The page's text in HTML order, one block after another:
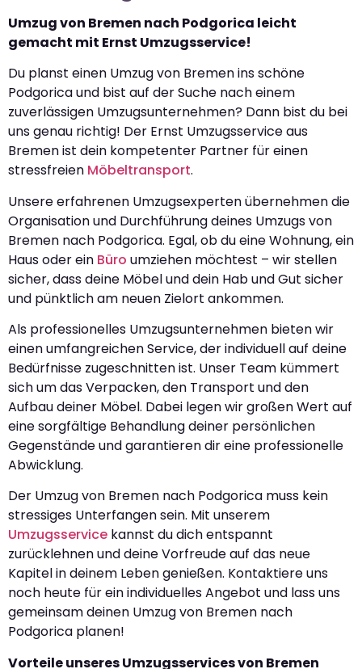
Umzug von Bremen nach Podgorica leicht
gemacht mit Ernst Umzugsservice!
Du planst einen Umzug von Bremen ins schöne
Podgorica und bist auf der Suche nach einem
zuverlässigen Umzugsunternehmen? Dann bist du bei
uns genau richtig! Der Ernst Umzugsservice aus
Bremen ist dein kompetenter Partner für einen
stressfreien Möbeltransport.
Unsere erfahrenen Umzugsexperten übernehmen die
Organisation und Durchführung deines Umzugs von
Bremen nach Podgorica. Egal, ob du eine Wohnung, ein
Haus oder ein Büro umziehen möchtest – wir stellen
sicher, dass deine Möbel und dein Hab und Gut sicher
und pünktlich am neuen Zielort ankommen.
Als professionelles Umzugsunternehmen bieten wir
einen umfangreichen Service, der individuell auf deine
Bedürfnisse zugeschnitten ist. Unser Team kümmert
sich um das Verpacken, den Transport und den
Aufbau deiner Möbel. Dabei legen wir großen Wert auf
eine sorgfältige Behandlung deiner persönlichen
Gegenstände und garantieren dir eine professionelle
Abwicklung.
Der Umzug von Bremen nach Podgorica muss kein
stressiges Unterfangen sein. Mit unserem
Umzugsservice kannst du dich entspannt
zurücklehnen und deine Vorfreude auf das neue
Kapitel in deinem Leben genießen. Kontaktiere uns
noch heute für ein individuelles Angebot und lass uns
gemeinsam deinen Umzug von Bremen nach
Podgorica planen!
Vorteile unseres Umzugsservices von Bremen